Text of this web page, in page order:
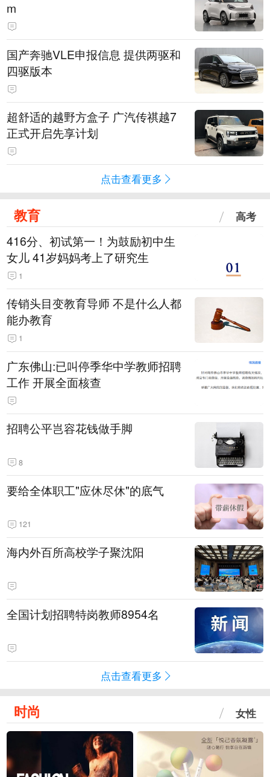
m
国产奔驰VLE申报信息 提供两驱和
四驱版本
超舒适的越野方盒子 广汽传祺越7
正式开启先享计划
点击查看更多
教育 高考
416分、初试第一！为鼓励初中生
女儿 41岁妈妈考上了研究生
1
传销头目变教育导师 不是什么人都
能办教育
1
广东佛山:已叫停季华中学教师招聘
工作 开展全面核查
招聘公平岂容花钱做手脚
8
要给全体职工"应休尽休"的底气
121
海内外百所高校学子聚沈阳
全国计划招聘特岗教师8954名
点击查看更多
时尚 女性